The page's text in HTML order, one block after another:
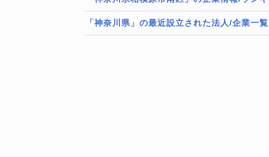
「神奈川県」の最近設立された法人/企業一覧